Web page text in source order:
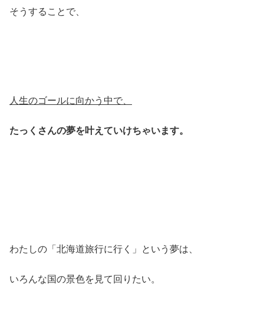
そうすることで、
人生のゴールに向かう中で、
たっくさんの夢を叶えていけちゃいます。
わたしの「北海道旅行に行く」という夢は、
いろんな国の景色を見て回りたい。